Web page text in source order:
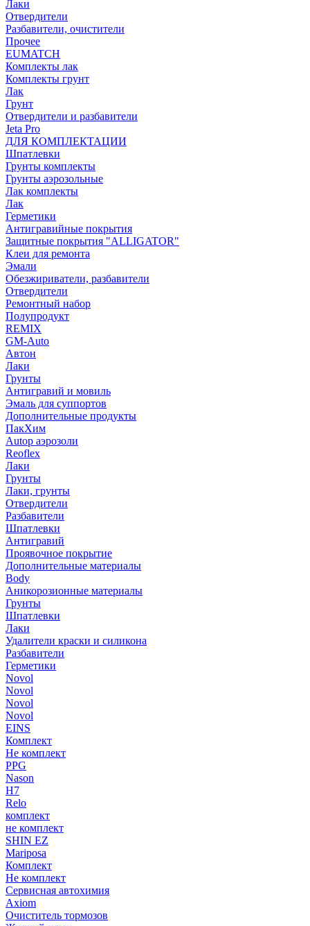
Лаки
Отвердители
Разбавители, очистители
Прочее
EUMATCH
Комплекты лак
Комплекты грунт
Лак
Грунт
Отвердители и разбавители
Jeta Pro
ДЛЯ КОМПЛЕКТАЦИИ
Шпатлевки
Грунты комплекты
Грунты аэрозольные
Лак комплекты
Лак
Герметики
Антигравийные покрытия
Защитные покрытия "ALLIGATOR"
Клеи для ремонта
Эмали
Обезжириватели, разбавители
Отвердители
Ремонтный набор
Полупродукт
REMIX
GM-Auto
Автон
Лаки
Грунты
Антигравий и мовиль
Эмаль для суппортов
Дополнительные продукты
ПакХим
Autop аэрозоли
Reoflex
Лаки
Грунты
Лаки, грунты
Отвердители
Разбавители
Шпатлевки
Антигравий
Проявочное покрытие
Дополнительные материалы
Body
Аникорозионные материалы
Грунты
Шпатлевки
Лаки
Удалители краски и силикона
Разбавители
Герметики
Novol
Novol
Novol
Novol
EINS
Комплект
Не комплект
PPG
Nason
H7
Relo
комплект
не комплект
SHIN EZ
Mariposa
Комплект
Не комплект
Сервисная автохимия
Axiom
Очиститель тормозов